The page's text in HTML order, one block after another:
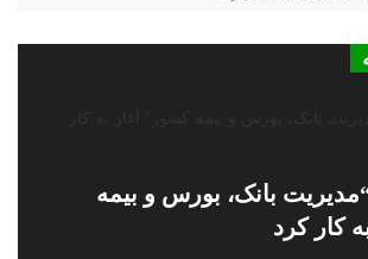
بانک، بورس و بیمه
کار کرد